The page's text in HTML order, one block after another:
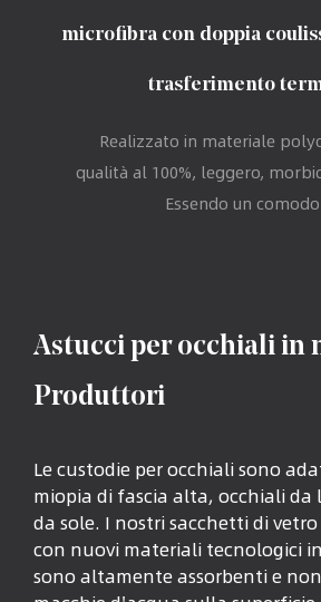
microfibra con doppia
trasferimento
Realizzato in materiale
qualità al 100%, leggero,
Essendo un comodo
Astucci per occhiali in
Produttori
Le custodie per occhiali sono
miopia di fascia alta, occhiali
da sole. I nostri sacchetti di
con nuovi materiali tecnologici
sono altamente assorbenti e